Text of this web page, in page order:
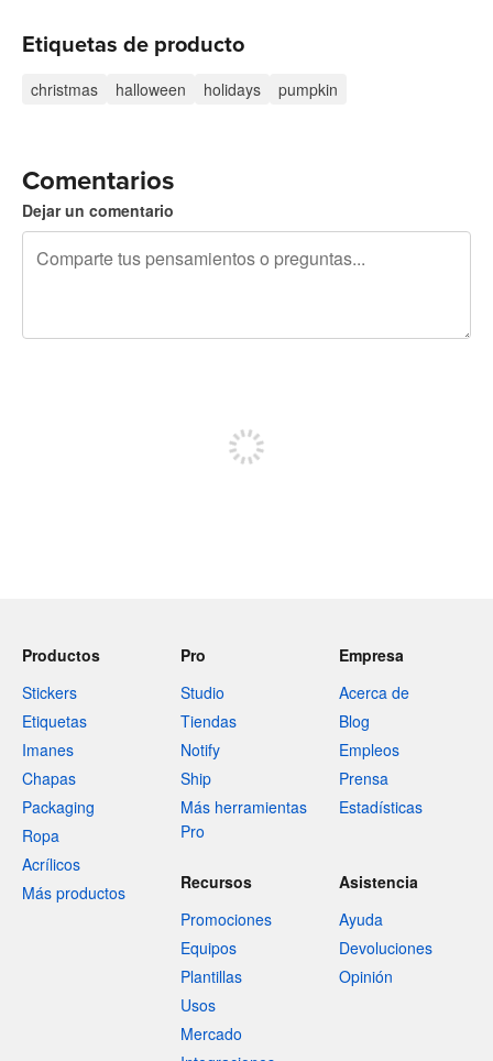
Etiquetas de producto
christmas halloween holidays pumpkin
Comentarios
Dejar un comentario
Productos
Stickers
Etiquetas
Imanes
Chapas
Packaging
Ropa
Acrílicos
Más productos
Pro
Studio
Tiendas
Notify
Ship
Más herramientas
Pro
Empresa
Acerca de
Blog
Empleos
Prensa
Estadísticas
Recursos
Promociones
Equipos
Plantillas
Usos
Mercado
Asistencia
Ayuda
Devoluciones
Opinión